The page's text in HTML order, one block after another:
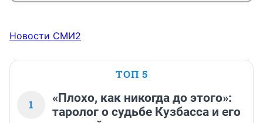
Новости СМИ2
ТОП 5
1
«Плохо, как никогда до этого»:
таролог о судьбе Кузбасса и его